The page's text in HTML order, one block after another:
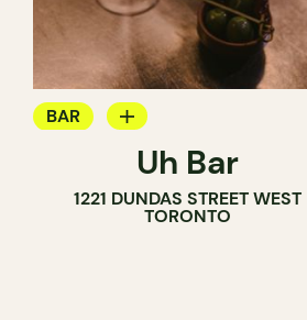
BAR
BAR À COCKTAILUh Bar
1221 DUNDAS STREET WEST
TORONTO